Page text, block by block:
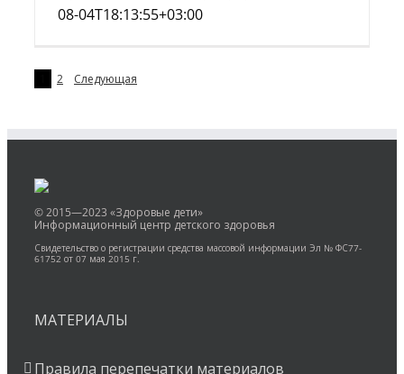
08-04T18:13:55+03:00
2 Следующая
© 2015—2023 «Здоровые дети»
Информационный центр детского здоровья
Свидетельство о регистрации средства массовой информации Эл № ФС77-
61752 от 07 мая 2015 г.
МАТЕРИАЛЫ
Правила перепечатки материалов